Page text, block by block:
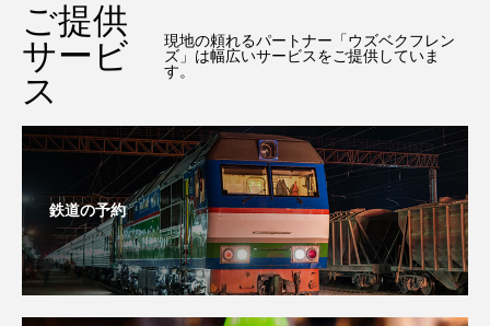
ご提供
サービ
ス
現地の頼れるパートナー「ウズベクフレン
ズ」は幅広いサービスをご提供していま
す。
鉄道の予約